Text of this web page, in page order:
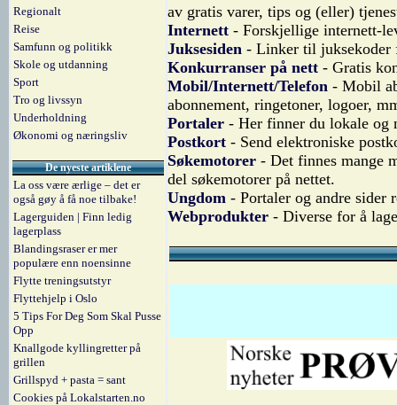
Regionalt
Reise
Samfunn og politikk
Skole og utdanning
Sport
Tro og livssyn
Underholdning
Økonomi og næringsliv
De nyeste artiklene
La oss være ærlige – det er
også gøy å få noe tilbake!
Lagerguiden | Finn ledig
lagerplass
Blandingsraser er mer
populære enn noensinne
Flytte treningsutstyr
Flyttehjelp i Oslo
5 Tips For Deg Som Skal Pusse
Opp
Knallgode kyllingretter på
grillen
Grillspyd + pasta = sant
Cookies på Lokalstarten.no
av gratis varer, tips og (eller)
Internett - Forskjellige internett-
Juksesiden - Linker til juksekoder
Konkurranser på nett - Gratis
Mobil/Internett/Telefon - Mobil
abonnement, ringetoner, logoer,
Portaler - Her finner du lokale og
Postkort - Send elektroniske
Søkemotorer - Det finnes mange
del søkemotorer på nettet.
Ungdom - Portaler og andre sider
Webprodukter - Diverse for å